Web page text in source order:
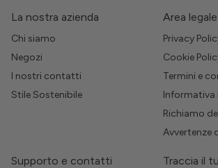
La nostra azienda
Chi siamo
Negozi
I nostri contatti
Stile Sostenibile
Area legale
Privacy
Cookie
Termini e
Informativa
Richiamo
Avvertenze
Supporto e contatti Traccia il